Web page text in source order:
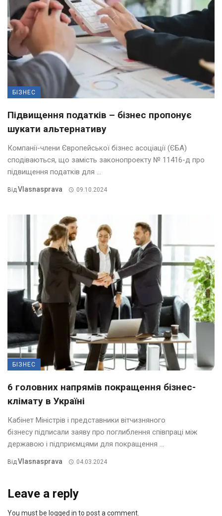
БІЗНЕС
Підвищення податків – бізнес пропонує
шукати альтернативу
Компанії-члени Європейської бізнес асоціації (ЄБА)
сподіваються, що замість законопроекту № 11416-д про
підвищення податків для ...
ВідVlasnasprava 09.10.2024
БІЗНЕС
6 головних напрямів покращення бізнес-
клімату в Україні
Кабінет Міністрів і представники вітчизняного
бізнесу підписали заяву про поглиблення співпраці між
державою і підприємцями для покращення ...
Від Vlasnasprava 04.03.2024
Leave a reply
You must be logged in to post a comment.